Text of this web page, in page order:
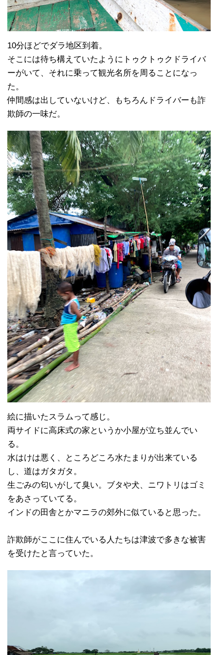
10分ほどでダラ地区到着。
そこには待ち構えていたようにトゥクトゥクドライバ
ーがいて、それに乗って観光名所を周ることになっ
た。
仲間感は出していないけど、もちろんドライバーも詐
欺師の一味だ。
絵に描いたスラムって感じ。
両サイドに高床式の家というか小屋が立ち並んでい
る。
水はけは悪く、ところどころ水たまりが出来ている
し、道はガタガタ。
生ごみの匂いがして臭い。ブタや犬、ニワトリはゴミ
をあさっていてる。
インドの田舎とかマニラの郊外に似ていると思った。
詐欺師がここに住んでいる人たちは津波で多きな被害
を受けたと言っていた。